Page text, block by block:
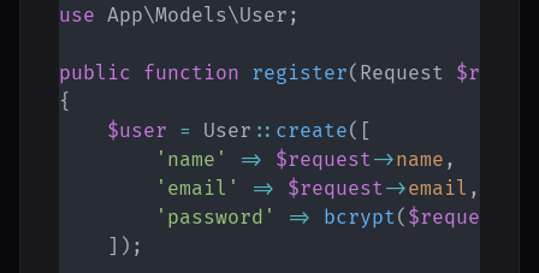
use App\Models\User ;
public function register( Request
{
$user = User :: create(
'name'
=> $request->name ,
'email'
=> $request->email ,
'password'
=> bcrypt( $request
) ;